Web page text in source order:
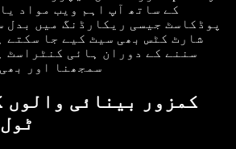
کے ساتھ آپ اہم ویب مواد
پوڈکاسٹ جیسی ریکارڈنگ میں بدل
شارٹ کٹس بھی سیٹ کیے جا سکتے
سننے کے دوران ہائی کنٹراسٹ
سمجھنا اور
لیے اہم TTS ٹول